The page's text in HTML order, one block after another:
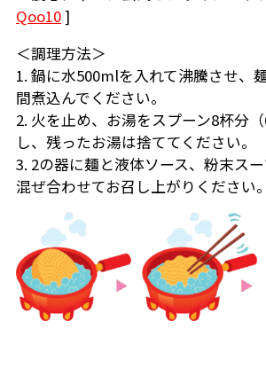
Qoo10]
＜調理方法＞
1. 鍋に水500mlを入れて沸騰させ、
間煮込んでください。
2. 火を止め、お湯をスプーン8杯分
し、残ったお湯は捨ててください。
3. 2の器に麺と液体ソース、粉末ス
混ぜ合わせてお召し上がりください。